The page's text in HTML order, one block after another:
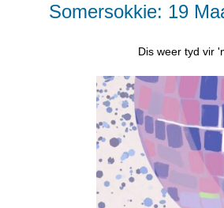
Somersokkie: 19
Dis weer tyd vir